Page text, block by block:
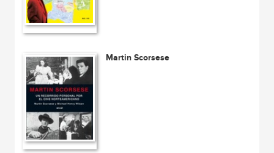
Martin Scorsese